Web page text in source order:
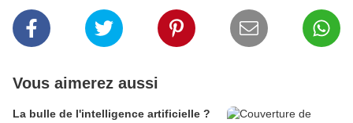
Vous aimerez aussi
La bulle de l'intelligence artificielle ?